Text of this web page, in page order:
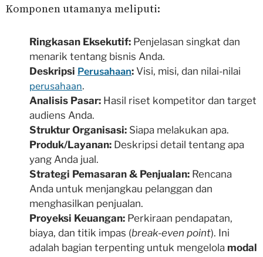
Komponen utamanya meliputi:
Ringkasan Eksekutif: Penjelasan singkat dan
menarik tentang bisnis Anda.
Deskripsi Perusahaan: Visi, misi, dan nilai-nilai
perusahaan.
Analisis Pasar: Hasil riset kompetitor dan target
audiens Anda.
Struktur Organisasi: Siapa melakukan apa.
Produk/Layanan: Deskripsi detail tentang apa
yang Anda jual.
Strategi Pemasaran & Penjualan: Rencana
Anda untuk menjangkau pelanggan dan
menghasilkan penjualan.
Proyeksi Keuangan: Perkiraan pendapatan,
biaya, dan titik impas (break-even point). Ini
adalah bagian terpenting untuk mengelola modal